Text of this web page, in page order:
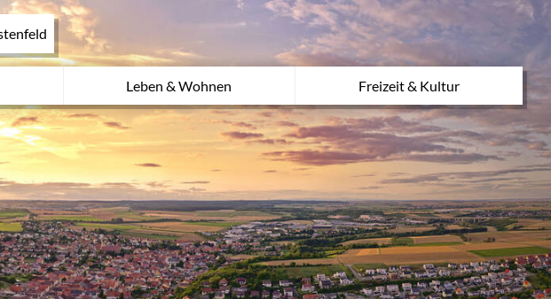
Leben & Wohnen Freizeit & Kultur